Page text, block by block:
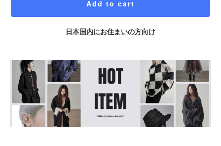
Add to cart
日本国内にお住まいの方向け